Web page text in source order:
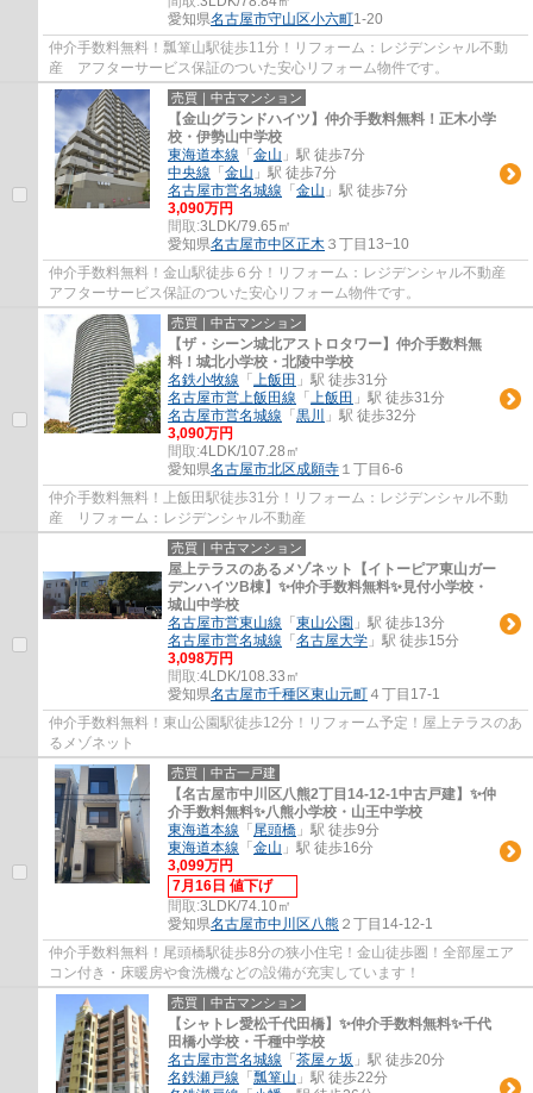
愛知県名古屋市守山区小六町1-20
仲介手数料無料！瓢箪山駅徒歩11分！リフォーム：レジデンシャル不動
産 アフターサービス保証のついた安心リフォーム物件です。
売買｜中古マンション
【金山グランドハイツ】仲介手数料無料！正木小学
校・伊勢山中学校
東海道本線 「 金山 」駅 徒歩7分
中央線 「 金山 」駅 徒歩7分
名古屋市営名城線 「 金山 」駅 徒歩7分
3,090万円
間取:3LDK/79.65㎡
愛知県名古屋市中区正木 ３丁目13−10
仲介手数料無料！金山駅徒歩６分！リフォーム：レジデンシャル不動産
アフターサービス保証のついた安心リフォーム物件です。
売買｜中古マンション
【ザ・シーン城北アストロタワー】仲介手数料無
料！城北小学校・北陵中学校
名鉄小牧線 「 上飯田 」駅 徒歩31分
名古屋市営上飯田線 「 上飯田 」駅 徒歩31分
名古屋市営名城線 「 黒川
」駅 徒歩32分
3,090万円
間取:4LDK/107.28㎡
愛知県名古屋市北区成願寺 １丁目6-6
仲介手数料無料！上飯田駅徒歩31分！リフォーム：レジデンシャル不動
産 リフォーム：レジデンシャル不動産
売買｜中古マンション
屋上テラスのあるメゾネット【イトーピア東山ガー
デンハイツB棟】✨️仲介手数料無料✨️見付小学校・
城山中学校
名古屋市営東山線 「 東山公園 」駅 徒歩13分
名古屋市営名城線 「 名古屋大学 」駅 徒歩15分
3,098万円
間取:4LDK/108.33㎡
愛知県名古屋市千種区東山元町 ４丁目17-1
仲介手数料無料！東山公園駅徒歩12分！リフォーム予定！屋上テラスのあ
るメゾネット
売買｜中古一戸建
【名古屋市中川区八熊2丁目14-12-1中古戸建】✨️仲
介手数料無料✨️八熊小学校・山王中学校
東海道本線 「 尾頭橋 」駅 徒歩9分
東海道本線 「 金山 」駅 徒歩16分
3,099万円
7月16日 値下げ
間取:3LDK/74.10㎡
愛知県名古屋市中川区八熊 ２丁目14-12-1
仲介手数料無料！尾頭橋駅徒歩8分の狭小住宅！金山徒歩圏！全部屋エア
コン付き・床暖房や食洗機などの設備が充実しています！
売買｜中古マンション
【シャトレ愛松千代田橋】✨️仲介手数料無料✨️千代
田橋小学校・千種中学校
名古屋市営名城線 「 茶屋ヶ坂 」駅 徒歩20分
名鉄瀬戸線 「 瓢箪山 」駅 徒歩22分